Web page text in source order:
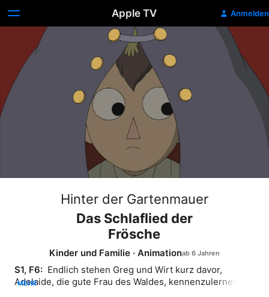
Apple TV Anmelden
Hinter der Gartenmauer
Das Schlaflied der
Frösche
Kinder und Familie · Animation
S1, F6: Endlich stehen Greg und Wirt kurz davor,
Adelaide, die gute Frau des Waldes, kennenzulernen.
MEHR